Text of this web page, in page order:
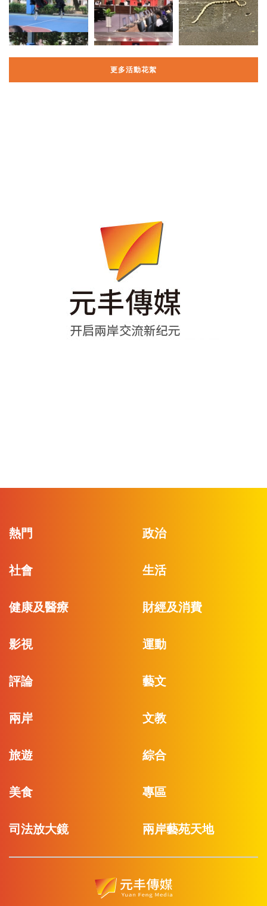
更多活動花絮
熱門 政治
社會 生活
健康及醫療 財經及消費
影視 運動
評論 藝文
兩岸 文教
旅遊 綜合
美食 專區
司法放大鏡 兩岸藝苑天地